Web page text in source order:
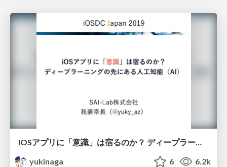
iOSアプリに「意識」は宿るのか？ ディープラーニングの先にある人工知能（AI）
yukinaga
6 6.2k